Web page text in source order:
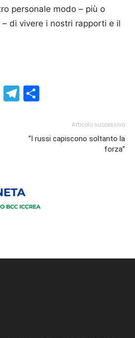
personale modo – più o
di vivere i nostri rapporti e il
WhatsApp
Telegram
Articolo successivo
“I russi capiscono soltanto la
forza”